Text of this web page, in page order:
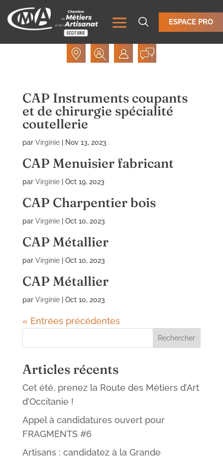
ESPACE PRO
CAP Instruments coupants
et de chirurgie spécialité
coutellerie
par Virginie| Nov 13, 2023
CAP Menuisier fabricant
par Virginie| Oct 19, 2023
CAP Charpentier bois
par Virginie| Oct 10, 2023
CAP Métallier
par Virginie| Oct 10, 2023
CAP Métallier
par Virginie| Oct 10, 2023
« Entrées précédentes
Rechercher
Articles récents
Cet été, prenez la Route des Métiers d’Art
d’Occitanie !
Appel à candidatures ouvert pour
FRAGMENTS #6
Artisans : candidatez à la Grande